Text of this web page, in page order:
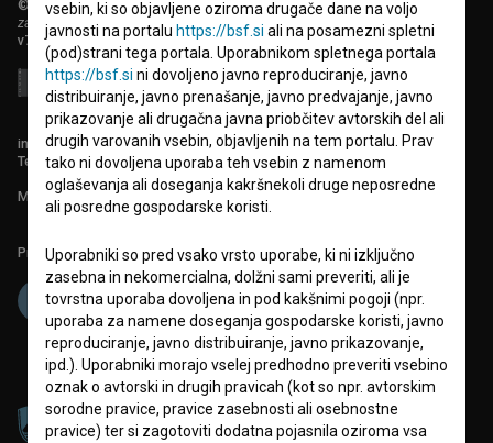
© 2018-2026, Filmoteka,
zavod za širjenje filmske kulture
v7.151.0
info@filmoteka.si
Tehnična pomoč: podpora@bsf.si
Mednarodna številka ISSN 2670-787X
Projekt sofinancira:
vsebin, ki so objavljene oziroma drugače dane na voljo
javnosti na portalu https://bsf.si ali na posamezni spletni
(pod)strani tega portala. Uporabnikom spletnega portala
https://bsf.si ni dovoljeno javno reproduciranje, javno
distribuiranje, javno prenašanje, javno predvajanje, javno
prikazovanje ali drugačna javna priobčitev avtorskih del ali
drugih varovanih vsebin, objavljenih na tem portalu. Prav
tako ni dovoljena uporaba teh vsebin z namenom
oglaševanja ali doseganja kakršnekoli druge neposredne
ali posredne gospodarske koristi.
Uporabniki so pred vsako vrsto uporabe, ki ni izključno
zasebna in nekomercialna, dolžni sami preveriti, ali je
tovrstna uporaba dovoljena in pod kakšnimi pogoji (npr.
uporaba za namene doseganja gospodarske koristi, javno
reproduciranje, javno distribuiranje, javno prikazovanje,
ipd.). Uporabniki morajo vselej predhodno preveriti vsebino
oznak o avtorski in drugih pravicah (kot so npr. avtorskim
sorodne pravice, pravice zasebnosti ali osebnostne
pravice) ter si zagotoviti dodatna pojasnila oziroma vsa